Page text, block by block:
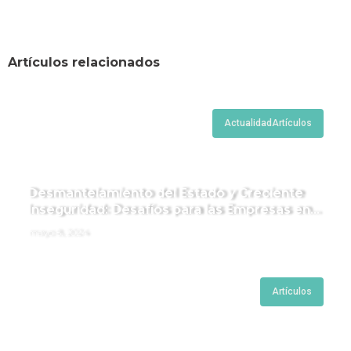
Artículos relacionados
ActualidadArtículos
Desmantelamiento del Estado y Creciente
Inseguridad: Desafíos para las Empresas en
Artículos